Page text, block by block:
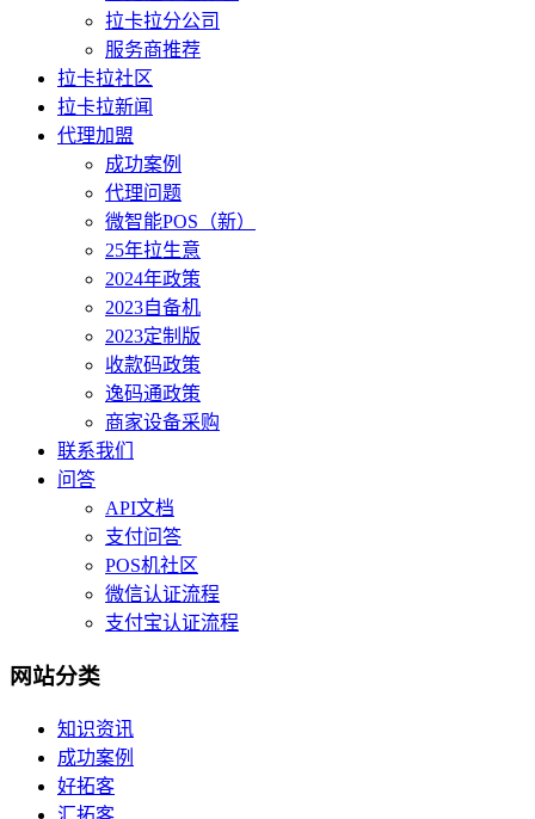
拉卡拉分公司
服务商推荐
拉卡拉社区
拉卡拉新闻
代理加盟
成功案例
代理问题
微智能POS（新）
25年拉生意
2024年政策
2023自备机
2023定制版
收款码政策
逸码通政策
商家设备采购
联系我们
问答
API文档
支付问答
POS机社区
微信认证流程
支付宝认证流程
网站分类
知识资讯
成功案例
好拓客
汇拓客